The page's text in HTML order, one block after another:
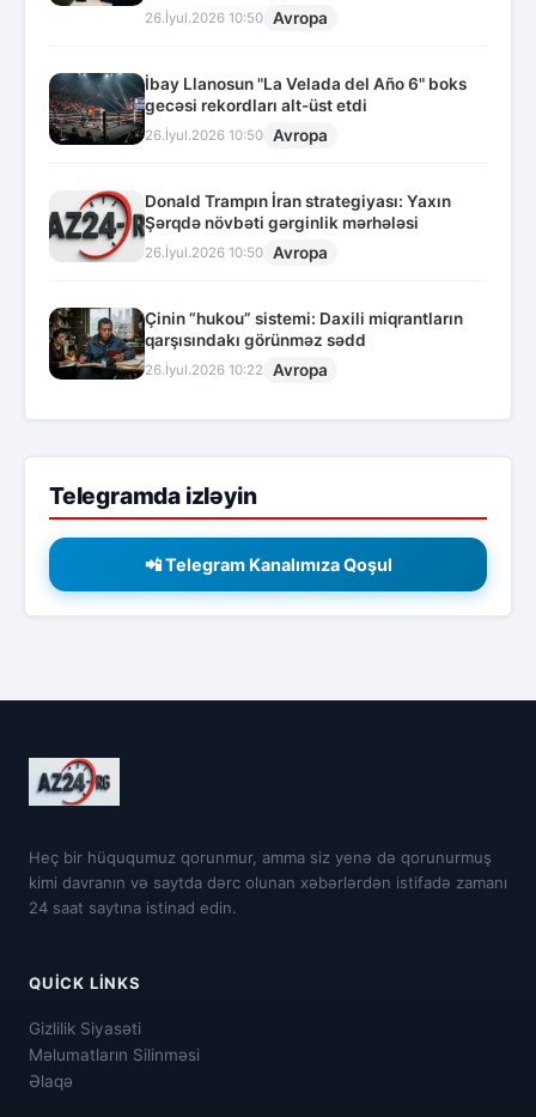
26.İyul.2026 10:50 Avropa
İbay Llanosun "La Velada del Año 6" boks
gecəsi rekordları alt-üst etdi
26.İyul.2026 10:50 Avropa
Donald Trampın İran strategiyası: Yaxın
Şərqdə növbəti gərginlik mərhələsi
26.İyul.2026 10:50 Avropa
Çinin “hukou” sistemi: Daxili miqrantların
qarşısındakı görünməz sədd
26.İyul.2026 10:22 Avropa
Telegramda izləyin
📲 Telegram Kanalımıza Qoşul
Heç bir hüququmuz qorunmur, amma siz yenə də qorunurmuş
kimi davranın və saytda dərc olunan xəbərlərdən istifadə zamanı
24 saat saytına istinad edin.
QUICK LINKS
Gizlilik Siyasəti
Məlumatların Silinməsi
Əlaqə